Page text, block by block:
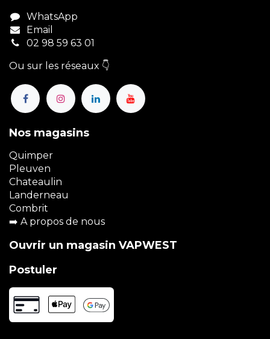
WhatsApp
Email
02 98 59 63 01
Ou sur les réseaux 👇
Nos magasins
Quimper
Pleuven
Chateaulin
Landerneau
Combrit
➡️ A propos de nous
Ouvrir un magasin VAPWEST
Postuler